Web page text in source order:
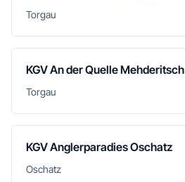
Torgau
KGV An der Quelle Mehderitsch
Torgau
KGV Anglerparadies Oschatz
Oschatz